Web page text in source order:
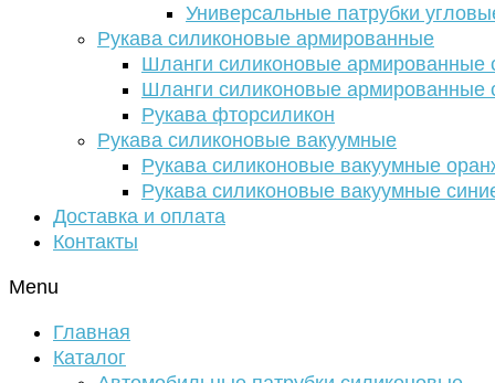
Универсальные патрубки
Рукава силиконовые армированные
Шланги силиконовые армированные
Шланги силиконовые армированные
Рукава фторсиликон
Рукава силиконовые вакуумные
Рукава силиконовые вакуумные
Рукава силиконовые вакуумные
Доставка и оплата
Контакты
Menu
Главная
Каталог